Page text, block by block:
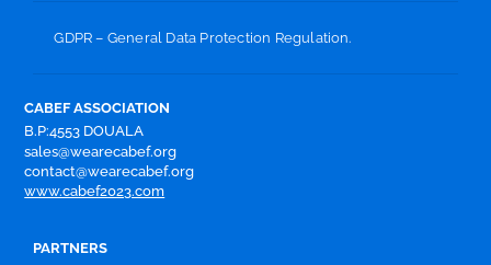
GDPR – General Data Protection Regulation.
CABEF ASSOCIATION
B.P:4553 DOUALA
sales@wearecabef.org
contact@wearecabef.org
www.cabef2023.com
PARTNERS